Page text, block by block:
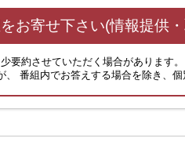
お寄せ下さい(情報提供
要約させていただく場合があります。
番組内でお答えする場合を除き、